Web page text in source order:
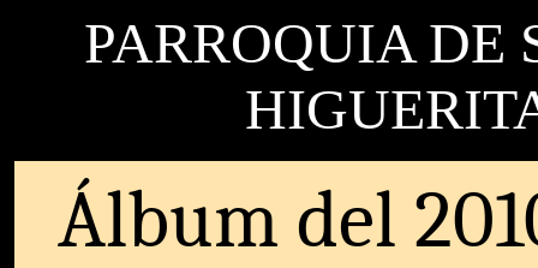
PARROQUIA DE
Álbum del